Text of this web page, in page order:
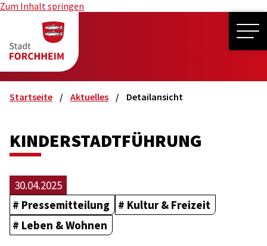
Zum Inhalt springen
Startseite Aktuelles Detailansicht
KINDERSTADTFÜHRUNG
30.04.2025
Pressemitteilung
Kultur & Freizeit
Leben & Wohnen